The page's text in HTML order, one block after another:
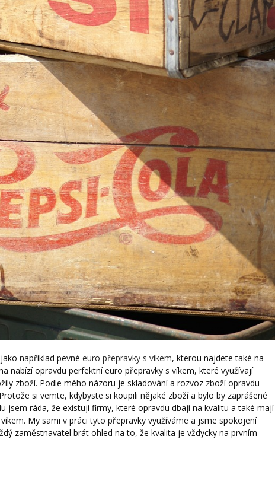
například pevné euro přepravky s víkem, kterou najdete také na
nabízí opravdu perfektní euro přepravky s víkem, které využívají
zboží. Podle mého názoru je skladování a rozvoz zboží opravdu
si vemte, kdybyste si koupili nějaké zboží a bylo by zaprášené
jsem ráda, že existují firmy, které opravdu dbají na kvalitu a také mají
My sami v práci tyto přepravky využíváme a jsme spokojení
zaměstnavatel brát ohled na to, že kvalita je vždycky na prvním